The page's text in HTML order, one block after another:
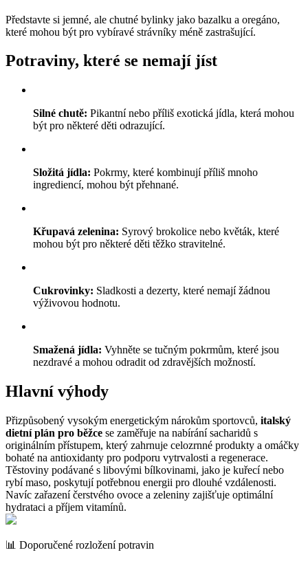
Představte si jemné, ale chutné bylinky jako bazalku a oregáno,
které mohou být pro vybíravé strávníky méně zastrašující.
Potraviny, které se nemají jíst
Silné chutě: Pikantní nebo příliš exotická jídla, která mohou
být pro některé děti odrazující.
Složitá jídla: Pokrmy, které kombinují příliš mnoho
ingrediencí, mohou být přehnané.
Křupavá zelenina: Syrový brokolice nebo květák, které
mohou být pro některé děti těžko stravitelné.
Cukrovinky: Sladkosti a dezerty, které nemají žádnou
výživovou hodnotu.
Smažená jídla: Vyhněte se tučným pokrmům, které jsou
nezdravé a mohou odradit od zdravějších možností.
Hlavní výhody
Přizpůsobený vysokým energetickým nárokům sportovců, italský
dietní plán pro běžce se zaměřuje na nabírání sacharidů s
originálním přístupem, který zahrnuje celozrnné produkty a omáčky
bohaté na antioxidanty pro podporu vytrvalosti a regenerace.
Těstoviny podávané s libovými bílkovinami, jako je kuřecí nebo
rybí maso, poskytují potřebnou energii pro dlouhé vzdálenosti.
Navíc zařazení čerstvého ovoce a zeleniny zajišťuje optimální
hydrataci a příjem vitamínů.
📊 Doporučené rozložení potravin